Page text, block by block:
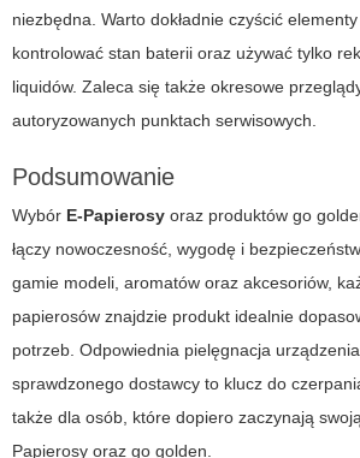
niezbędna. Warto dokładnie czyścić
kontrolować stan baterii oraz używać tylko
liquidów. Zaleca się także okresowe
autoryzowanych punktach serwisowych.
Podsumowanie
Wybór E-Papierosy oraz produktów go
łączy nowoczesność, wygodę i
gamie modeli, aromatów oraz akcesoriów,
papierosów znajdzie produkt idealnie
potrzeb. Odpowiednia pielęgnacja
sprawdzonego dostawcy to klucz do
także dla osób, które dopiero zaczynają
Papierosy oraz go golden.